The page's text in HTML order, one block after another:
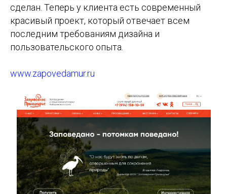
сделан. Теперь у клиента есть современный
красивый проект, который отвечает всем
последним требованиям дизайна и
пользовательского опыта.
www.zapovedamur.ru